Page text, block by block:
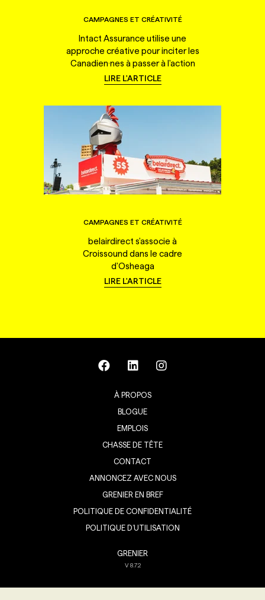
CAMPAGNES ET CRÉATIVITÉ
Intact Assurance utilise une
approche créative pour inciter les
Canadien·nes à passer à l'action
LIRE L'ARTICLE
CAMPAGNES ET CRÉATIVITÉ
belairdirect s'associe à
Croissound dans le cadre
d'Osheaga
LIRE L'ARTICLE
À PROPOS
BLOGUE
EMPLOIS
CHASSE DE TÊTE
CONTACT
ANNONCEZ AVEC NOUS
GRENIER EN BREF
POLITIQUE DE CONFIDENTIALITÉ
POLITIQUE D’UTILISATION
GRENIER
V8.7.2